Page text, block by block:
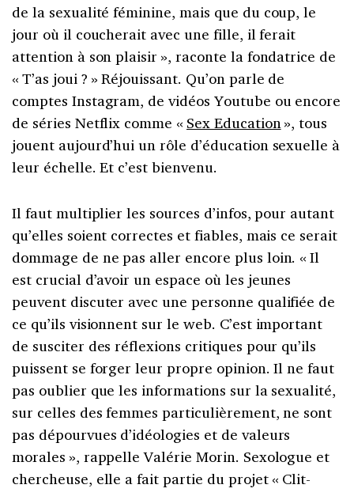
de la sexualité féminine, mais que du coup, le
jour où il coucherait avec une fille, il ferait
attention à son plaisir », raconte la fondatrice de
« T’as joui ? » Réjouissant. Qu’on parle de
comptes Instagram, de vidéos Youtube ou encore
de séries Netflix comme « Sex Education», tous
jouent aujourd’hui un rôle d’éducation sexuelle à
leur échelle. Et c’est bienvenu.
Il faut multiplier les sources d’infos, pour autant
qu’elles soient correctes et fiables, mais ce serait
dommage de ne pas aller encore plus loin. « Il
est crucial d’avoir un espace où les jeunes
peuvent discuter avec une personne qualifiée de
ce qu’ils visionnent sur le web. C’est important
de susciter des réflexions critiques pour qu’ils
puissent se forger leur propre opinion. Il ne faut
pas oublier que les informations sur la sexualité,
sur celles des femmes particulièrement, ne sont
pas dépourvues d’idéologies et de valeurs
morales », rappelle Valérie Morin. Sexologue et
chercheuse, elle a fait partie du projet « Clit-